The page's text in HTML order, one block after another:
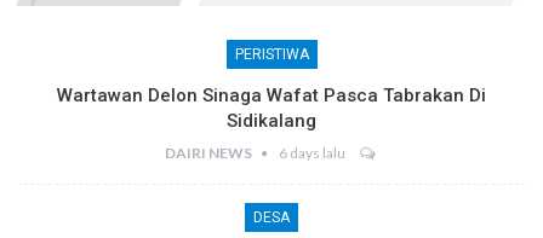
PERISTIWA
Wartawan Delon Sinaga Wafat Pasca Tabrakan Di
Sidikalang
DAIRI NEWS 6 days lalu
DESA